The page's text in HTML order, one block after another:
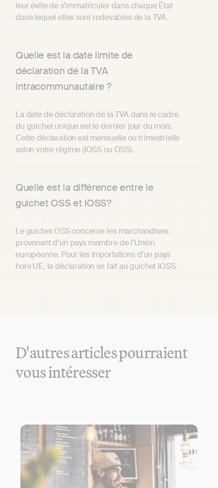
leur évite de s’immatriculer dans chaque État
dans lequel elles sont redevables de la TVA.
Quelle est la date limite de
déclaration de la TVA
intracommunautaire ?
La date de déclaration de la TVA dans le cadre
du guichet unique est le dernier jour du mois.
Cette déclaration est mensuelle ou trimestrielle
selon votre régime (IOSS ou OSS).
Quelle est la différence entre le
guichet OSS et IOSS?
Le guichet OSS concerne les marchandises
provenant d’un pays membre de l’Union
européenne. Pour les importations d’un pays
hors UE, la déclaration se fait au guichet IOSS.
D'autres articles pourraient
vous intéresser